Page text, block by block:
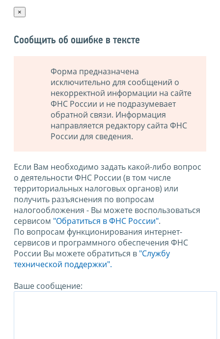
×
Сообщить об ошибке в тексте
Форма предназначена
исключительно для сообщений о
некорректной информации на сайте
ФНС России и не подразумевает
обратной связи. Информация
направляется редактору сайта ФНС
России для сведения.
Если Вам необходимо задать какой-либо вопрос
о деятельности ФНС России (в том числе
территориальных налоговых органов) или
получить разъяснения по вопросам
налогообложения - Вы можете воспользоваться
сервисом "Обратиться в ФНС России".
По вопросам функционирования интернет-
сервисов и программного обеспечения ФНС
России Вы можете обратиться в "Службу
технической поддержки".
Ваше сообщение: